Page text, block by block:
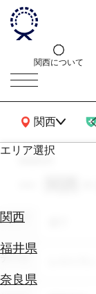
関西について
関西
関西広域MAP
エリア選択
関西
福井県
奈良県
エ
券
テ
search
関西
エリア
テーマ